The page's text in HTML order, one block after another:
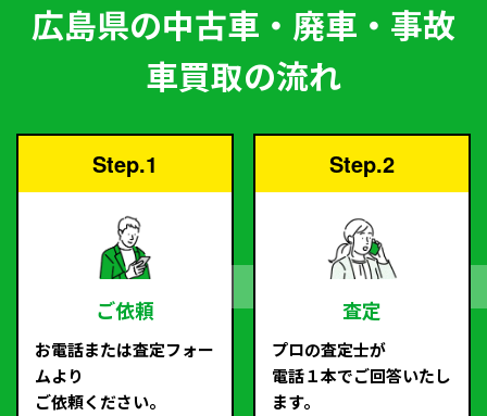
広島県の中古車・廃車・事故
車買取の流れ
Step.1
ご依頼
お電話または査定フォー
ムより
ご依頼ください。
Step.2
査定
プロの査定士が
電話１本でご回答いたし
ます。